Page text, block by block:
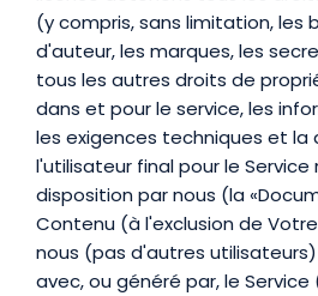
(y compris, sans limitation, les
d'auteur, les marques, les
tous les autres droits de
dans et pour le service, les
les exigences techniques et
l'utilisateur final pour le Service
disposition par nous (la
Contenu (à l'exclusion de
nous (pas d'autres
avec, ou généré par, le